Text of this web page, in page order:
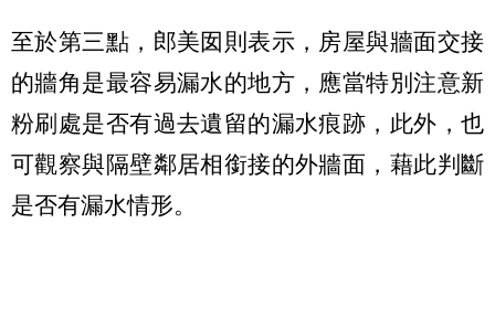
至於第三點，郎美囡則表示，房屋與牆面交接
的牆角是最容易漏水的地方，應當特別注意新
粉刷處是否有過去遺留的漏水痕跡，此外，也
可觀察與隔壁鄰居相銜接的外牆面，藉此判斷
是否有漏水情形。